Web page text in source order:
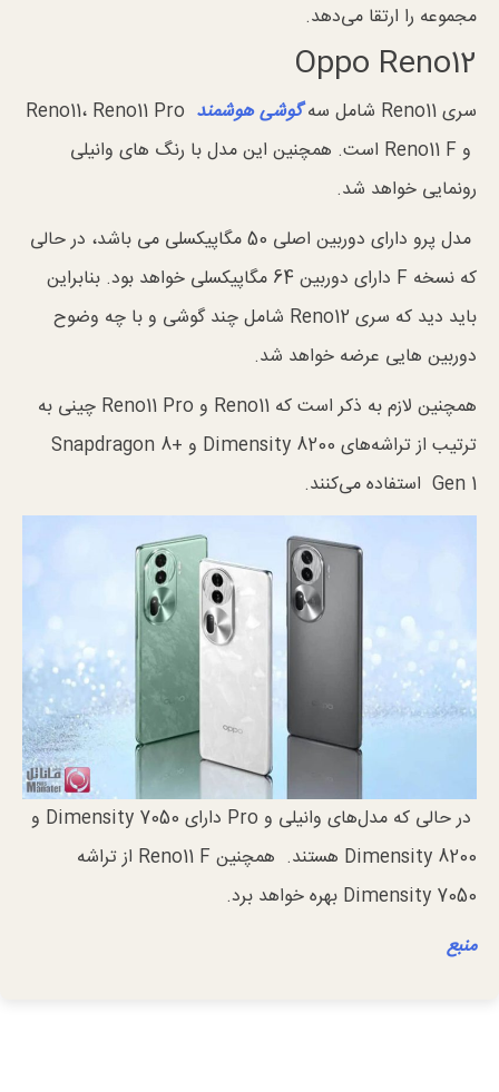
مجموعه را ارتقا می‌دهد.
Oppo Reno12
سری Reno11 شامل سه گوشی هوشمند Reno11، Reno11 Pro
و Reno11 F است. همچنین این مدل با رنگ های وانیلی
رونمایی خواهد شد.
مدل پرو دارای دوربین اصلی 50 مگاپیکسلی می باشد، در حالی
که نسخه F دارای دوربین 64 مگاپیکسلی خواهد بود. بنابراین
باید دید که سری Reno12 شامل چند گوشی و با چه وضوح
دوربین هایی عرضه خواهد شد.
همچنین لازم به ذکر است که Reno11 و Reno11 Pro چینی به
ترتیب از تراشه‌های Dimensity 8200 و Snapdragon 8+
Gen 1 استفاده می‌کنند.
در حالی که مدل‌های وانیلی و Pro دارای Dimensity 7050 و
Dimensity 8200 هستند. همچنین Reno11 F از تراشه
Dimensity 7050 بهره خواهد برد.
منبع